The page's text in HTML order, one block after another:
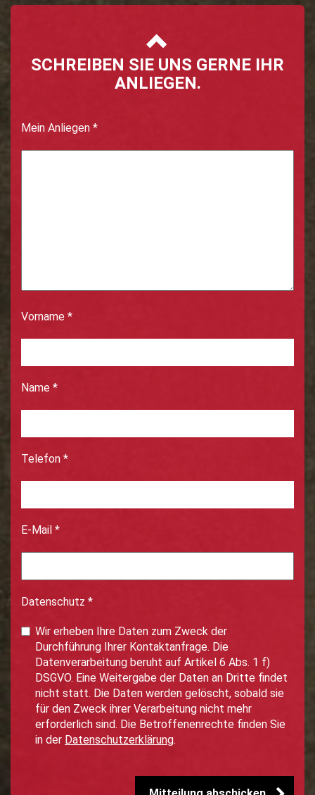
SCHREIBEN SIE UNS GERNE IHR
ANLIEGEN.
Mein Anliegen *
Vorname *
Name *
Telefon *
E-Mail *
Datenschutz *
Wir erheben Ihre Daten zum Zweck der
Durchführung Ihrer Kontaktanfrage. Die
Datenverarbeitung beruht auf Artikel 6 Abs. 1 f)
DSGVO. Eine Weitergabe der Daten an Dritte findet
nicht statt. Die Daten werden gelöscht, sobald sie
für den Zweck ihrer Verarbeitung nicht mehr
erforderlich sind. Die Betroffenenrechte finden Sie
in der Datenschutzerklärung.